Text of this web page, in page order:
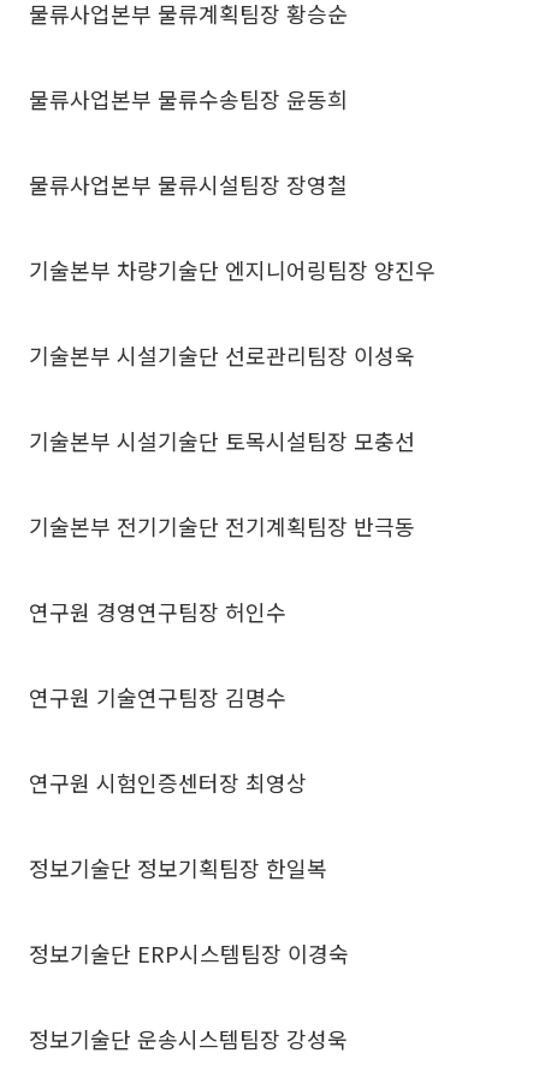
물류사업본부 물류계획팀장 황승순
물류사업본부 물류수송팀장 윤동희
물류사업본부 물류시설팀장 장영철
기술본부 차량기술단 엔지니어링팀장 양진우
기술본부 시설기술단 선로관리팀장 이성욱
기술본부 시설기술단 토목시설팀장 모충선
기술본부 전기기술단 전기계획팀장 반극동
연구원 경영연구팀장 허인수
연구원 기술연구팀장 김명수
연구원 시험인증센터장 최영상
정보기술단 정보기획팀장 한일복
정보기술단 ERP시스템팀장 이경숙
정보기술단 운송시스템팀장 강성욱